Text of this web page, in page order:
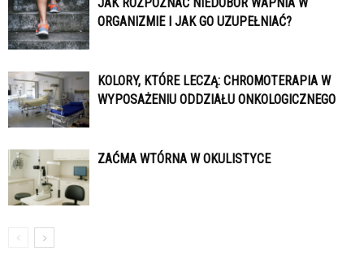
JAK ROZPOZNAĆ NIEDOBÓR WAPNIA W
ORGANIZMIE I JAK GO UZUPEŁNIAĆ?
KOLORY, KTÓRE LECZĄ: CHROMOTERAPIA W
WYPOSAŻENIU ODDZIAŁU ONKOLOGICZNEGO
ZAĆMA WTÓRNA W OKULISTYCE